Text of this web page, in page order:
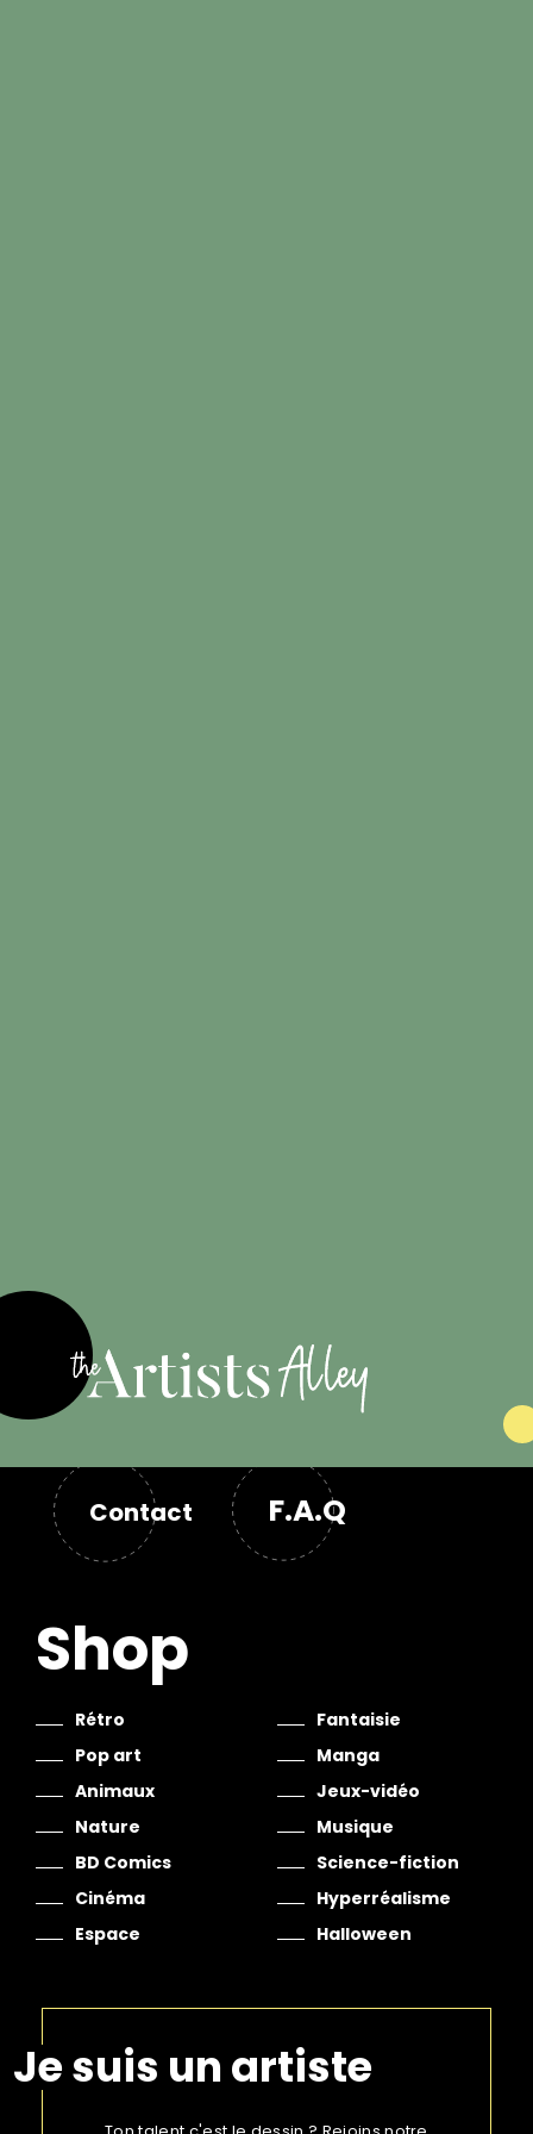
Contact F.A.Q
Shop
Rétro
Pop art
Animaux
Nature
BD Comics
Cinéma
Espace
Fantaisie
Manga
Jeux-vidéo
Musique
Science-fiction
Hyperréalisme
Halloween
Je suis un artiste